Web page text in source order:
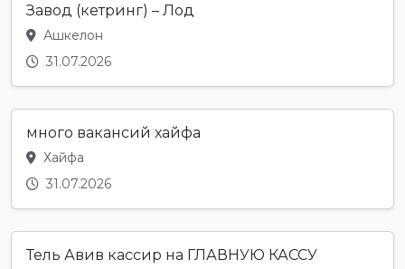
Завод (кетринг) – Лод
Ашкелон
31.07.2026
много вакансий хайфа
Хайфа
31.07.2026
Тель Авив кассир на ГЛАВНУЮ КАССУ